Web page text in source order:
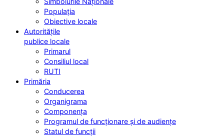
Populația
Obiective locale
Autoritățile
publice locale
Primarul
Consiliul local
RUTI
Primăria
Conducerea
Organigrama
Componența
Programul de funcționare și de audiențe
Statul de funcții